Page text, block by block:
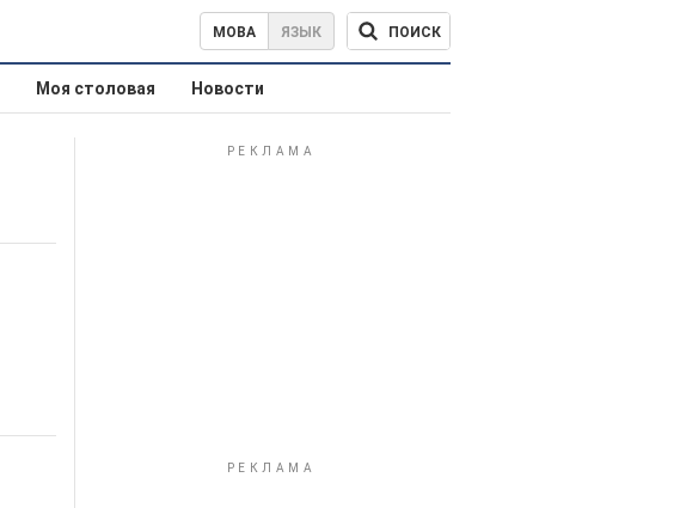
МОВА ЯЗЫК ПОИСК
Моя столовая Новости